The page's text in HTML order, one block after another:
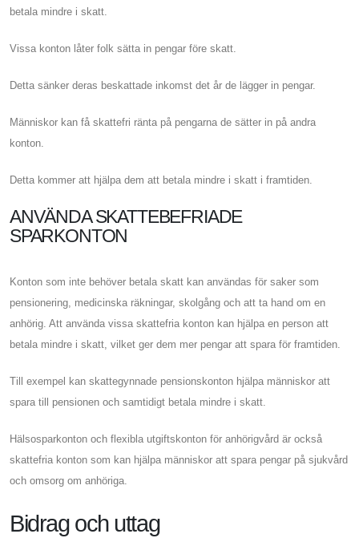
betala mindre i skatt.
Vissa konton låter folk sätta in pengar före skatt.
Detta sänker deras beskattade inkomst det år de lägger in pengar.
Människor kan få skattefri ränta på pengarna de sätter in på andra
konton.
Detta kommer att hjälpa dem att betala mindre i skatt i framtiden.
ANVÄNDA SKATTEBEFRIADE
SPARKONTON
Konton som inte behöver betala skatt kan användas för saker som
pensionering, medicinska räkningar, skolgång och att ta hand om en
anhörig. Att använda vissa skattefria konton kan hjälpa en person att
betala mindre i skatt, vilket ger dem mer pengar att spara för framtiden.
Till exempel kan skattegynnade pensionskonton hjälpa människor att
spara till pensionen och samtidigt betala mindre i skatt.
Hälsosparkonton och flexibla utgiftskonton för anhörigvård är också
skattefria konton som kan hjälpa människor att spara pengar på sjukvård
och omsorg om anhöriga.
Bidrag och uttag